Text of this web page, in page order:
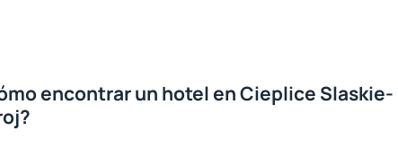
encontrar un hotel en Cieplice Slaskie-